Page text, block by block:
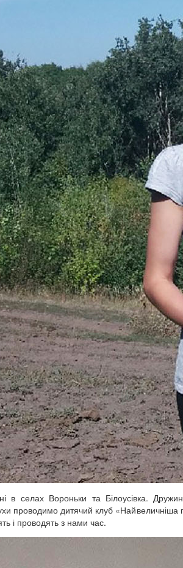
селах Вороньки та Білоусівка.
проводимо дитячий клуб
і проводять з нами час.